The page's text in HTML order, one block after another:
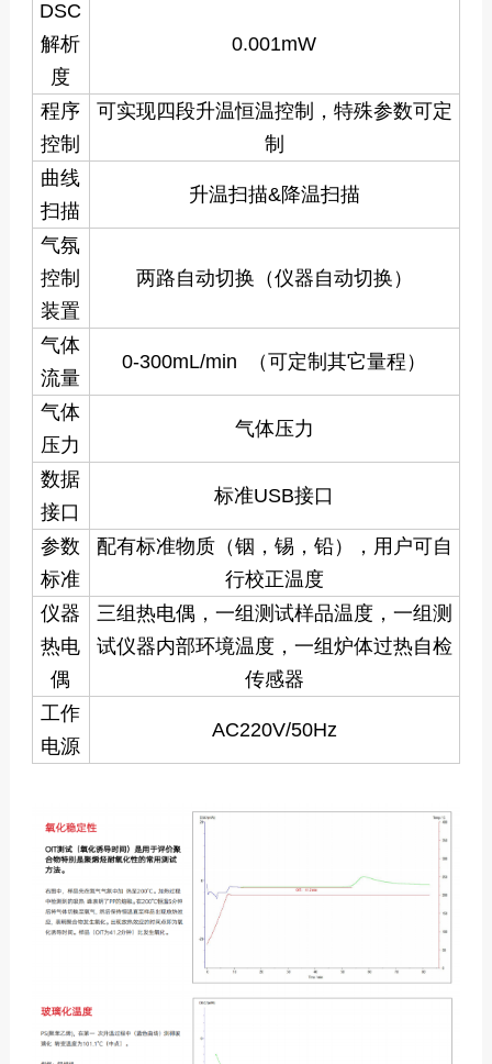
DSC
解析
度
0.001mW
程序
控制
可实现四段升温恒温控制，特殊参数可定
制
曲线
扫描
升温扫描&降温扫描
气氛
控制
装置
两路自动切换（仪器自动切换）
气体
流量
0-300mL/min （可定制其它量程）
气体
压力
气体压力
数据
接口
标准USB接口
参数
标准
配有标准物质（铟，锡，铅），用户可自
行校正温度
仪器
热电
偶
三组热电偶，一组测试样品温度，一组测
试仪器内部环境温度，一组炉体过热自检
传感器
工作
电源
AC220V/50Hz